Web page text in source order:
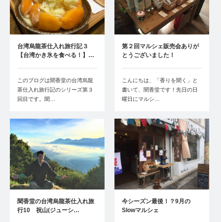
台湾烏龍茶仕入れ旅行記３
【台湾かき氷を食べる！】…
このブログは聞香堂の台湾烏龍
茶仕入れ旅行記のシリーズ第３
回目です。聞…
第２回マルシェ販売会ありが
とうございました！
こんにちは、「香りを聞く」と
書いて、聞香堂です！先日の日
曜日にマルシ…
聞香堂の台湾烏龍茶仕入れ旅
行10 祝山(ジューシ…
今シーズン最後！？9月の
Slowマルシェ